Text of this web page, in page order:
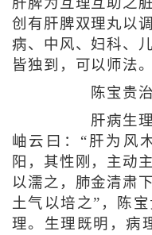
创有肝脾双理丸以
病、中风、妇科、
皆独到，可以师法。
陈宝贵治
肝病生理
岫云曰：“肝为风
阳，其性刚，主动
以濡之，肺金清肃
土气以培之”，陈
理。生理既明，病